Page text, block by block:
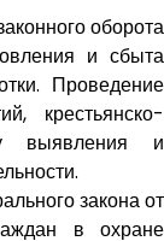
оборота
и сбыта
Проведение
крестьянско-
выявления и
закона от
в охране